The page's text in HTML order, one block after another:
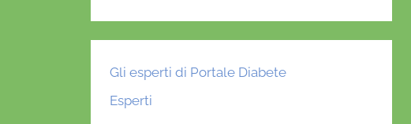
Gli esperti di Portale Diabete
Esperti